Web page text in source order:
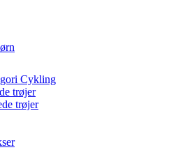
Cykling
trøjer